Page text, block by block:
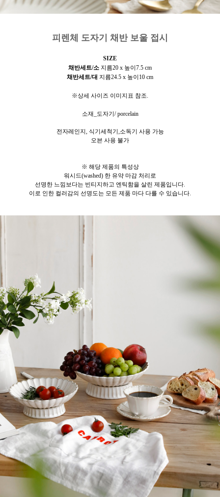
피렌체 도자기 채반 보울 접시
SIZE
채반세트/소 지름20 x 높이7.5 cm
채반세트/대 지름24.5 x 높이10 cm
※상세 사이즈 이미지표 참조.
소재_도자기/ porcelain
전자레인지, 식기세척기,소독기 사용 가능
오븐 사용 불가
※ 해당 제품의 특성상
워시드(washed) 한 유약 마감 처리로
선명한 느낌보다는 빈티지하고 엔틱함을 살린 제품입니다.
이로 인한 컬러감의 선명도는 모든 제품 마다 다를 수 있습니다.